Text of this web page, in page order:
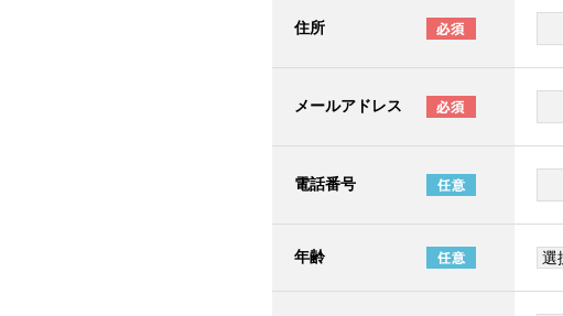
住所
メールアドレス
電話番号
年齢